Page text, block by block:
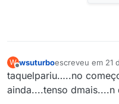
W
Offline
wsuturboescreveu em 21
última edição por
taquelpariu…..no
ainda....tenso dmais....n